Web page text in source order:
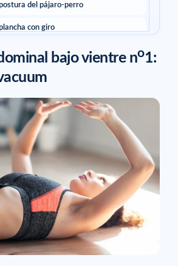
del pájaro-perro
con giro
«hundred»
bajo vientre no1: